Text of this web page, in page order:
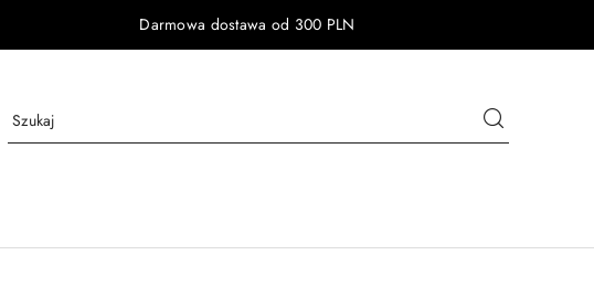
Darmowa dostawa od 300 PLN